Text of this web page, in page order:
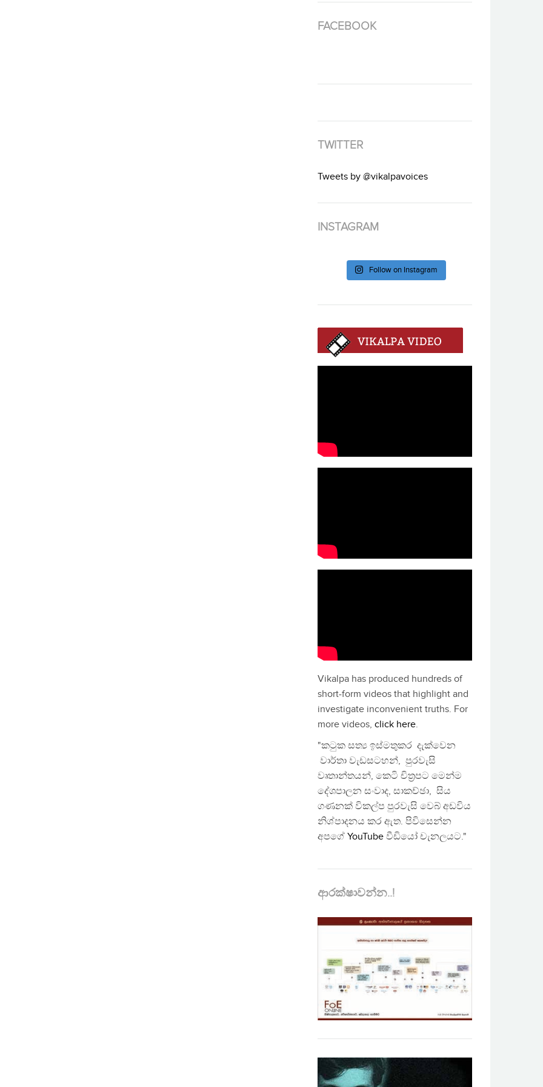
FACEBOOK
TWITTER
Tweets by @vikalpavoices
INSTAGRAM
Follow on Instagram
Vikalpa has produced hundreds of
short-form videos that highlight and
investigate inconvenient truths. For
more videos, click here.
"කටුක සත්‍ය ඉස්මතුකර දැක්වෙන
වාර්තා වැඩසටහන්, පුරවැසි
වෘතාන්තයන්, කෙටි චිත්‍රපට මෙන්ම
දේශපාලන සංවාද, සාකච්ඡා, සිය
ගණනක් විකල්ප පුරවැසි වෙබ් අඩවිය
නිශ්පාදනය කර ඇත. පිවිසෙන්න
අපගේ YouTube වීඩියෝ චැනලයට."
ආරක්ෂාවන්න..!